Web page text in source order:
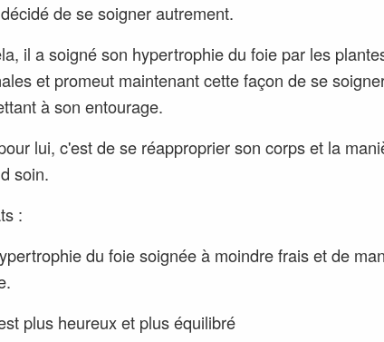
de se soigner autrement.
il a soigné son hypertrophie du foie par les
et promeut maintenant cette façon de se
à son entourage.
lui, c'est de se réapproprier son corps et la
soin.
:
du foie soignée à moindre frais et de
plus heureux et plus équilibré